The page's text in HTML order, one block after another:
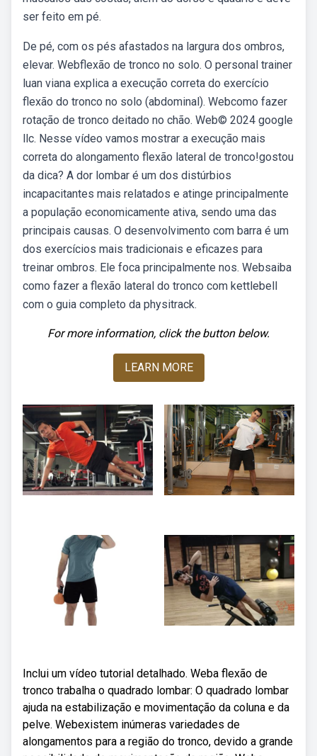
ser feito em pé.
De pé, com os pés afastados na largura dos ombros,
elevar. Webflexão de tronco no solo. O personal trainer
luan viana explica a execução correta do exercício
flexão do tronco no solo (abdominal). Webcomo fazer
rotação de tronco deitado no chão. Web© 2024 google
llc. Nesse vídeo vamos mostrar a execução mais
correta do alongamento flexão lateral de tronco!gostou
da dica? A dor lombar é um dos distúrbios
incapacitantes mais relatados e atinge principalmente
a população economicamente ativa, sendo uma das
principais causas. O desenvolvimento com barra é um
dos exercícios mais tradicionais e eficazes para
treinar ombros. Ele foca principalmente nos. Websaiba
como fazer a flexão lateral do tronco com kettlebell
com o guia completo da physitrack.
For more information, click the button below.
LEARN MORE
Inclui um vídeo tutorial detalhado. Weba flexão de
tronco trabalha o quadrado lombar: O quadrado lombar
ajuda na estabilização e movimentação da coluna e da
pelve. Webexistem inúmeras variedades de
alongamentos para a região do tronco, devido a grande